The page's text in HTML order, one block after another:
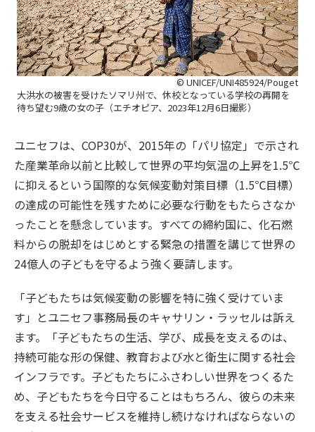
© UNICEF/UNI485924/Pouget
大洪水の被害を受けたソマリ州で、休校となっている学校の再開を
待ち望む9歳の女の子（エチオピア、2023年12月6日撮影）
ユニセフは、COP30が、2015年の「パリ協定」で示され
た産業革命以前と比較して世界の平均気温の上昇を1.5℃
に抑えるという国際的な気候変動対策目標（1.5℃目標）
の達成の可能性を残すために必要な行動をもたらさなか
ったことを懸念しています。すべての締約国に、化石燃
料からの脱却をはじめとする緊急の措置を講じて世界の
24億人の子どもを守るよう強く要請します。
「子どもたちは気候変動の影響を特に強く受けていま
す」とユニセフ事務局長のキャサリン・ラッセルは訴え
ます。「子どもたちの生活、学び、成長を支えるのは、
持続可能な形の保健、教育および水と衛生に関する社会
インフラです。子どもたちにふさわしい世界をつくるた
め、子どもたちを今日守ることはもちろん、彼らの未来
を支える社会サービスを維持し続けなければならないの